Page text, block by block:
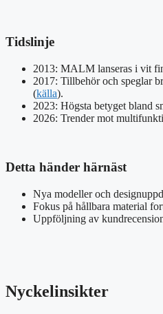
Tidslinje
2013: MALM lanseras i vit
2017: Tillbehör och speglar
(källa).
2023: Högsta betyget bland
2026: Trender mot
Detta händer härnäst
Nya modeller och
Fokus på hållbara material
Uppföljning av
Nyckelinsikter